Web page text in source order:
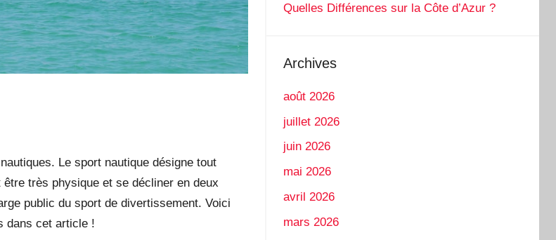
Le sport nautique désigne tout
très physique et se décliner en deux
public du sport de divertissement. Voici
dans cet article !
Quelles Différences sur la Côte d’Azur ?
Archives
août 2026
juillet 2026
juin 2026
mai 2026
avril 2026
mars 2026